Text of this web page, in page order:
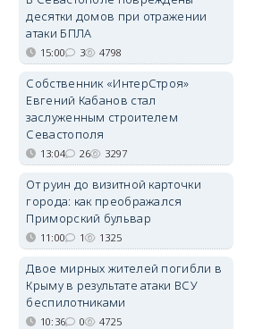
десятки домов при отражении
атаки БПЛА
15:00 3 4798
Собственник «ИнтерСтроя»
Евгений Кабанов стал
заслуженным строителем
Севастополя
13:04 26 3297
От руин до визитной карточки
города: как преображался
Приморский бульвар
11:00 1 1325
Двое мирных жителей погибли в
Крыму в результате атаки ВСУ
беспилотниками
10:36 0 4725